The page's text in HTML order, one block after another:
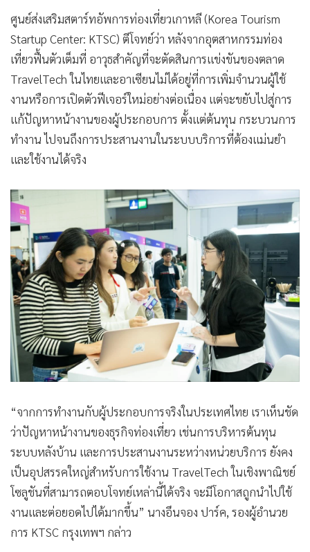
หุ้น
•
กองทุนรวม
•
Celeb Online
• Factcheck
• ญี่ปุ่น
• News1
• Gotomanager
ศูนย์ส่งเสริมสตาร์ทอัพการท่องเที่ยวเกาหลี (Korea Tourism
Startup Center: KTSC) ตีโจทย์ว่า หลังจากอุตสาหกรรมท่อง
เที่ยวฟื้นตัวเต็มที่ อาวุธสำคัญที่จะตัดสินการแข่งขันของตลาด
TravelTech ในไทยและอาเซียนไม่ได้อยู่ที่การเพิ่มจำนวนผู้ใช้
งานหรือการเปิดตัวฟีเจอร์ใหม่อย่างต่อเนื่อง แต่จะขยับไปสู่การ
แก้ปัญหาหน้างานของผู้ประกอบการ ตั้งแต่ต้นทุน กระบวนการ
ทำงาน ไปจนถึงการประสานงานในระบบบริการที่ต้องแม่นยำ
และใช้งานได้จริง
“จากการทำงานกับผู้ประกอบการจริงในประเทศไทย เราเห็นชัด
ว่าปัญหาหน้างานของธุรกิจท่องเที่ยว เช่นการบริหารต้นทุน
ระบบหลังบ้าน และการประสานงานระหว่างหน่วยบริการ ยังคง
เป็นอุปสรรคใหญ่สำหรับการใช้งาน TravelTech ในเชิงพาณิชย์
โซลูชันที่สามารถตอบโจทย์เหล่านี้ได้จริง จะมีโอกาสถูกนำไปใช้
งานและต่อยอดไปได้มากขึ้น” นางอึนจอง ปาร์ค, รองผู้อำนวย
การ KTSC กรุงเทพฯ กล่าว